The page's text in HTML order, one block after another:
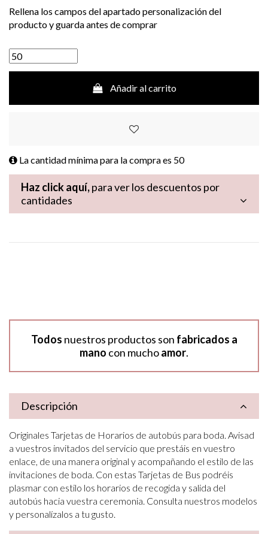
Rellena los campos del apartado personalización del
producto y guarda antes de comprar
Añadir al carrito
La cantidad mínima para la compra es 50
Haz click aquí,para ver los descuentos por
cantidades
Todos nuestros productos son fabricados a
mano con muchoamor.
Descripción
Originales Tarjetas de Horarios de autobús para boda. Avisad
a vuestros invitados del servicio que prestáis en vuestro
enlace, de una manera original y acompañando el estilo de las
invitaciones de boda. Con estas Tarjetas de Bus podréis
plasmar con estilo los horarios de recogida y salida del
autobús hacia vuestra ceremonia. Consulta nuestros modelos
y personalízalos a tu gusto.